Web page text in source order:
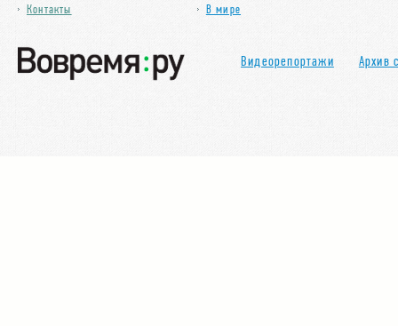
Контакты
В мире
Видеорепортажи Архив